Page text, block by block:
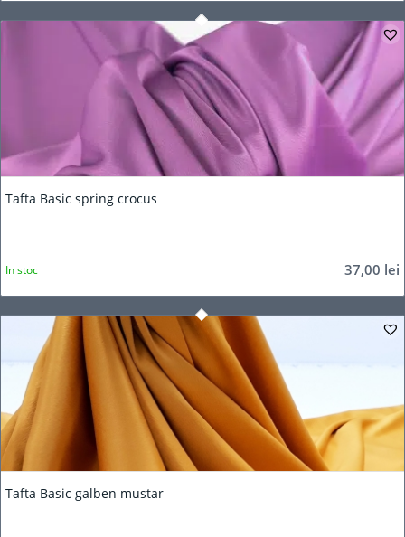
Tafta Basic spring crocus
37,00 lei
In stoc
Tafta Basic galben mustar